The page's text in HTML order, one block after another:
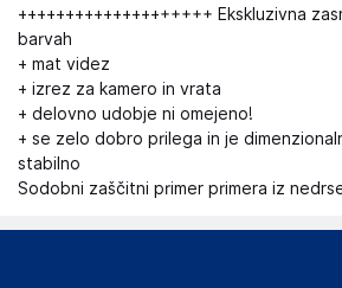
++++++++++++++++++++ Ekskluzivna
barvah
+ mat videz
+ izrez za kamero in vrata
+ delovno udobje ni omejeno!
+ se zelo dobro prilega in je
stabilno
Sodobni zaščitni primer primera iz